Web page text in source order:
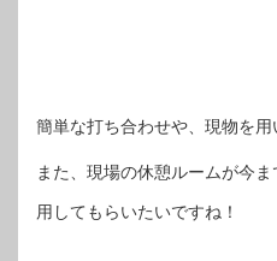
簡単な打ち合わせや、現物を用
また、現場の休憩ルームが今
用してもらいたいですね！